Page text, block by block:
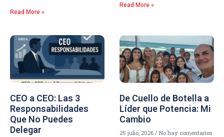
Read More »
Read More »
CEO a CEO: Las 3
Responsabilidades
Que No Puedes
Delegar
De Cuello de Botella a
Líder que Potencia: Mi
Cambio
25 julio, 2026 No hay comentarios